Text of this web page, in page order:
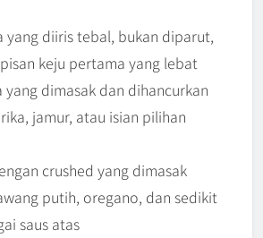
yang diiris tebal, bukan diparut,
keju pertama yang lebat
yang dimasak dan dihancurkan
jamur, atau isian pilihan
crushed yang dimasak
putih, oregano, dan sedikit
saus atas